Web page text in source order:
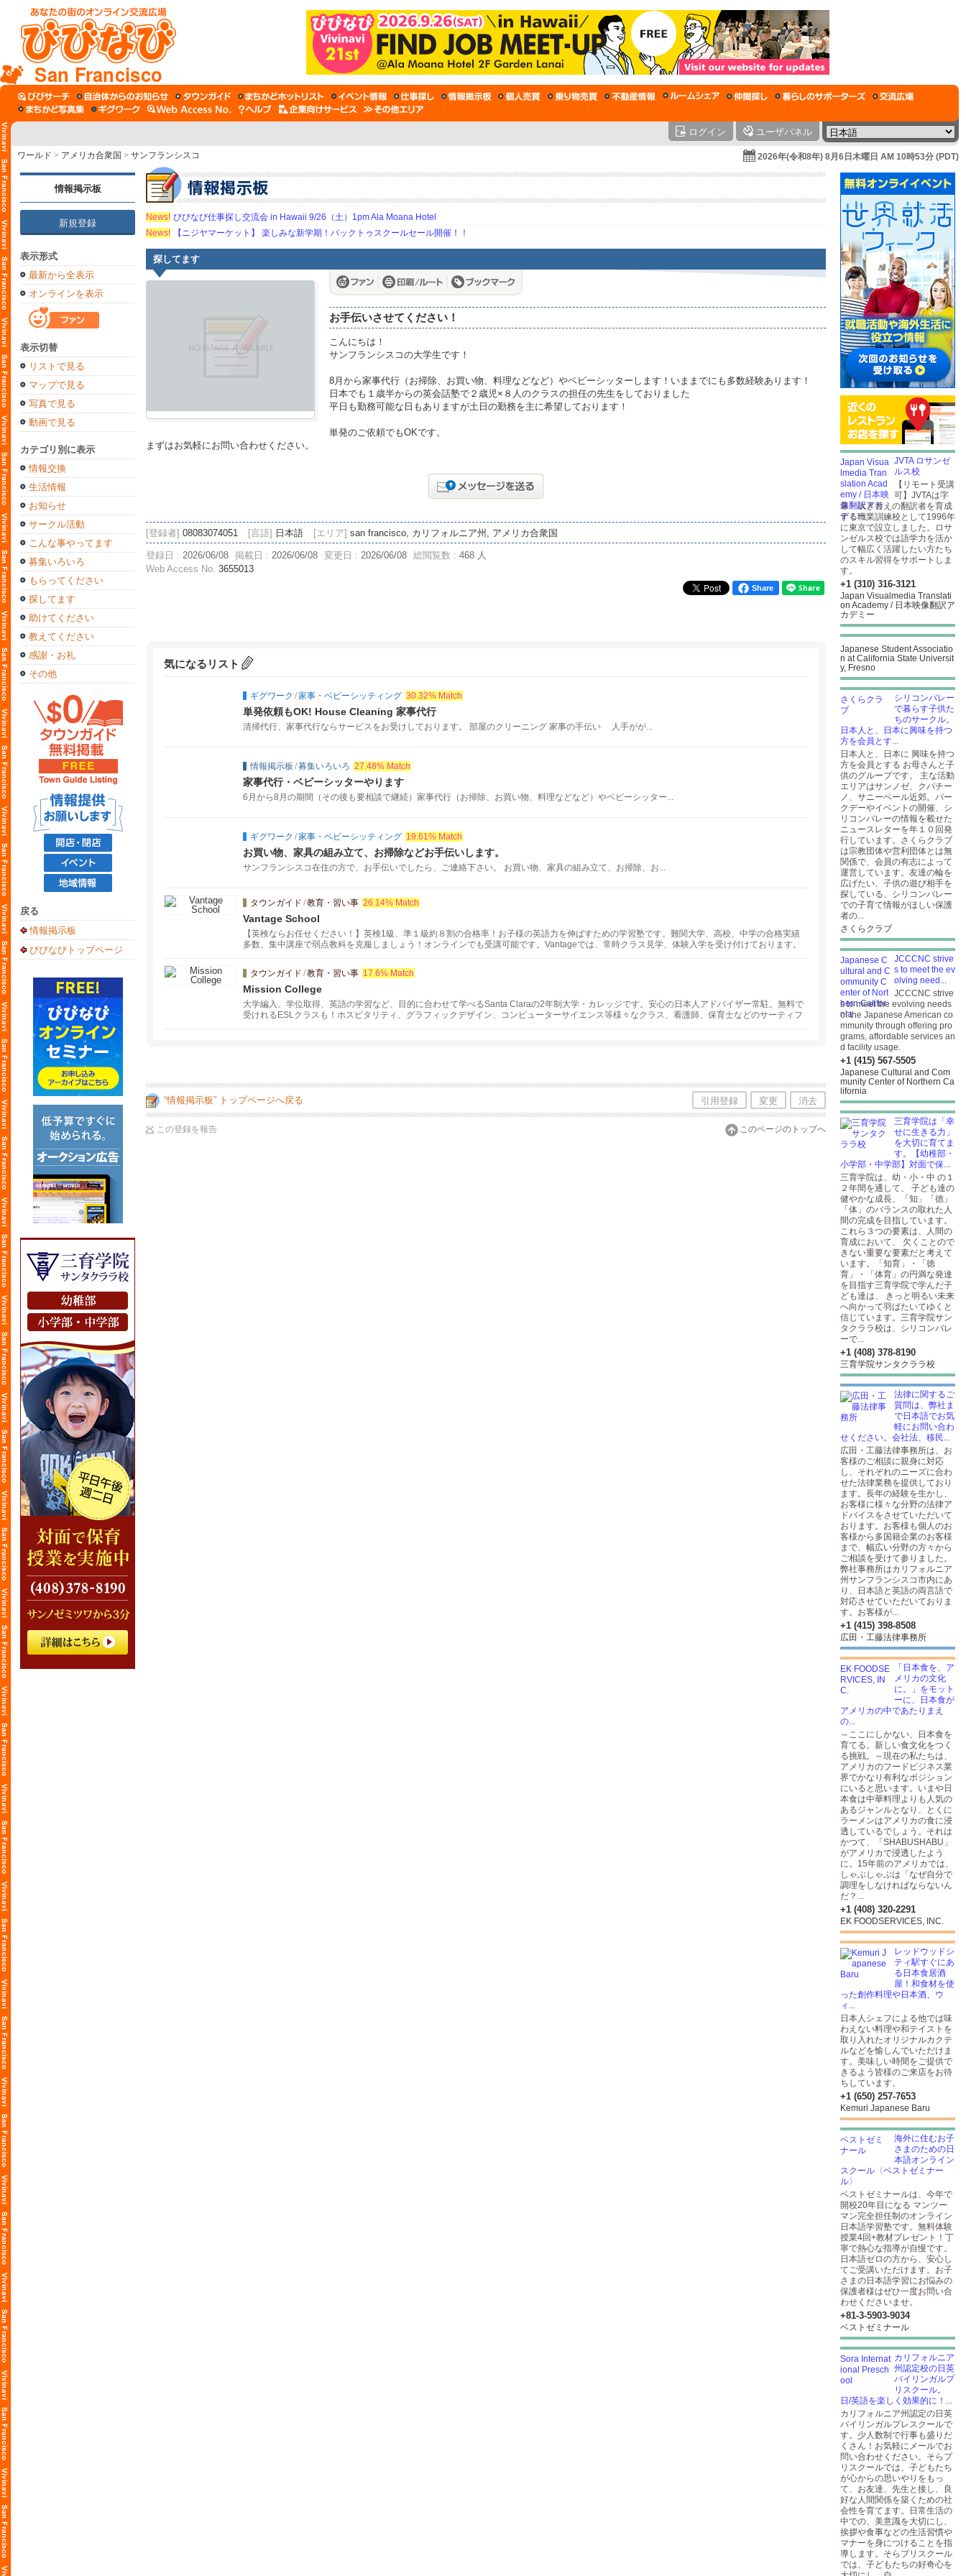
San Francisco
ログイン ユーザパネル
ワールド > アメリカ合衆国 > サンフランシスコ 2026年(令和8年) 8月6日木曜日 AM 10時53分 (PDT)
情報掲示板
新規登録
表示形式
最新から全表示
オンラインを表示
表示切替
リストで見る
マップで見る
写真で見る
動画で見る
カテゴリ別に表示
情報交換
生活情報
お知らせ
サークル活動
こんな事やってます
募集いろいろ
もらってください
探してます
助けてください
教えてください
感謝・お礼
その他
戻る
情報掲示板
びびなびトップページ
News! びびなび仕事探し交流会 in Hawaii 9/26（土）1pm Ala Moana Hotel
News!
【ニジヤマーケット】 楽しみな新学期！バックトゥスクールセール開催！！
探してます
お手伝いさせてください！
こんにちは！
サンフランシスコの大学生です！
8月から家事代行（お掃除、お買い物、料理などなど）やベビーシッターします！いままでにも多数経験あります！
日本でも１歳半からの英会話塾で２歳児×８人のクラスの担任の先生をしておりました
平日も勤務可能な日もありますが土日の勤務を主に希望しております！
単発のご依頼でもOKです。
まずはお気軽にお問い合わせください。
[登録者] 08083074051 [言語] 日本語 [エリア] san francisco, カリフォルニア州, アメリカ合衆国
登録日 : 2026/06/08 掲載日 : 2026/06/08 変更日 : 2026/06/08 総閲覧数 : 468 人
Web Access No. 3655013
Share
気になるリスト
ギグワーク /家事・ベビーシッティング 30.32% Match
単発依頼もOK! House Cleaning 家事代行
清掃代行、家事代行ならサービスをお受けしております。 部屋のクリーニング 家事の手伝い 人手がが...
情報掲示板 /募集いろいろ 27.48% Match
家事代行・ベビーシッターやります
6月から8月の期間（その後も要相談で継続）家事代行（お掃除、お買い物、料理などなど）やベビーシッター...
ギグワーク /家事・ベビーシッティング 19.61% Match
お買い物、家具の組み立て、お掃除などお手伝いします。
サンフランシスコ在住の方で、お手伝いでしたら、ご連絡下さい。 お買い物、家具の組み立て、お掃除、お...
タウンガイド /教育・習い事 26.14% Match
Vantage School
【英検ならお任せください！】英検1級、準１級約８割の合格率！お子様の英語力を伸ばすための学習塾です。難関大学、高校、中学の合格実績
多数、集中講座で弱点教科を克服しましょう！オンラインでも受講可能です。Vantageでは、常時クラス見学、体験入学を受け付けております。
タウンガイド /教育・習い事 17.6% Match
Mission College
大学編入、学位取得、英語の学習など、目的に合わせて学べるSanta Claraの2年制大学・カレッジです。安心の日本人アドバイザー常駐。無料で
受けれるESLクラスも！ホスピタリティ、グラフィックデザイン、コンピューターサイエンス等様々なクラス、看護師、保育士などのサーティフ
“情報掲示板” トップページへ戻る 引用登録 変更 消去
この登録を報告 このページのトップへ
JVTA ロサンゼ
ルス校
【リモート受講
可】JVTAは字
幕・吹き替えの翻訳者を育成
する職業訓練校として1996年
に東京で設立しました。ロサ
ンゼルス校では語学力を活か
して幅広く活躍したい方たち
のスキル習得をサポートしま
す。
+1 (310) 316-3121
Japan Visualmedia Translati
on Academy / 日本映像翻訳ア
カデミー
Japanese Student Associatio
n at California State Universit
y, Fresno
シリコンバレー
で暮らす子供た
ちのサークル。
日本人と、日本に興味を持つ
方を会員とす...
日本人と、日本に 興味を持つ
方を会員とする お母さんと子
供のグループです。 主な活動
エリアはサンノゼ、クパチー
ノ、サニーベール近郊。パー
クデーやイベントの開催、シ
リコンバレーの情報を載せた
ニュースレターを年１０回発
行しています。さくらクラブ
は宗教団体や営利団体とは無
関係で、会員の有志によって
運営しています。友達の輪を
広げたい、子供の遊び相手を
探している、シリコンバレー
での子育て情報がほしい保護
者の...
さくらクラブ
JCCCNC strive
s to meet the ev
olving need...
JCCCNC strive
s to meet the evolving needs
of the Japanese American co
mmunity through offering pro
grams, affordable services an
d facility usage.
+1 (415) 567-5505
Japanese Cultural and Com
munity Center of Northern Ca
lifornia
三育学院は「幸
せに生きる力」
を大切に育てま
す。【幼稚部・
小学部・中学部】対面で保...
三育学院は、幼・小・中 の１
２年間を通して、 子ども達の
健やかな成長、「知」「徳」
「体」のバランスの取れた人
間の完成を目指しています。
これら３つの要素は、人間の
育成において、 欠くことので
きない重要な要素だと考えて
います。「知育」・「徳
育」・「体育」の円満な発達
を目指す三育学院で学んだ子
ども達は、 きっと明るい未来
へ向かって羽ばたいてゆくと
信じています。三育学院サン
タクララ校は、シリコンバレ
ーで...
+1 (408) 378-8190
三育学院サンタクララ校
法律に関するご
質問は、弊社ま
で日本語でお気
軽にお問い合わ
せください。会社法、移民...
広田・工藤法律事務所は、お
客様のご相談に親身に対応
し、それぞれのニーズに合わ
せた法律業務を提供しており
ます。長年の経験を生かし、
お客様に様々な分野の法律ア
ドバイスをさせていただいて
おります。お客様も個人のお
客様から多国籍企業のお客様
まで、幅広い分野の方々から
ご相談を受けて参りました。
弊社事務所はカリフォルニア
州サンフランシスコ市内にあ
り、日本語と英語の両言語で
対応させていただいておりま
す。お客様が...
+1 (415) 398-8508
広田・工藤法律事務所
「日本食を、ア
メリカの文化
に。」をモット
ーに、日本食が
アメリカの中であたりまえ
の...
～ここにしかない、日本食を
育てる。新しい食文化をつく
る挑戦。～現在の私たちは、
アメリカのフードビジネス業
界でかなり有利なポジション
にいると思います。いまや日
本食は中華料理よりも人気の
あるジャンルとなり、とくに
ラーメンはアメリカの食に浸
透しているでしょう。それは
かつて、「SHABUSHABU」
がアメリカで浸透したよう
に。15年前のアメリカでは、
しゃぶしゃぶは「なぜ自分で
調理をしなければならないん
だ？...
+1 (408) 320-2291
EK FOODSERVICES, INC.
レッドウッドシ
ティ駅すぐにあ
る日本食居酒
屋！和食材を使
った創作料理や日本酒、ウ
ィ...
日本人シェフによる他では味
わえない料理や和テイストを
取り入れたオリジナルカクテ
ルなどを愉しんでいただけま
す。美味しい時間をご提供で
きるよう皆様のご来店をお待
ちしています。
+1 (650) 257-7653
Kemuri Japanese Baru
海外に住むお子
さまのための日
本語オンライン
スクール〈ベストゼミナー
ル〉
ベストゼミナールは、今年で
開校20年目になる マンツー
マン完全担任制のオンライン
日本語学習塾です。無料体験
授業4回+教材プレゼント！丁
寧で熱心な指導が自慢です。
日本語ゼロの方から、安心し
てご受講いただけます。お子
さまの日本語学習にお悩みの
保護者様はぜひ一度お問い合
わせくださいませ。
+81-3-5903​-9034
ベストゼミナール
カリフォルニア
州認定校の日英
バイリンガルプ
リスクール。
日/英語を楽しく効果的に！...
カリフォルニア州認定の日英
バイリンガルプレスクールで
す。少人数制で行事も盛りだ
くさん！お気軽にメールでお
問い合わせください。そらプ
リスクールでは、子どもたち
が心からの思いやりをもっ
て、お友達、先生と接し、良
好な人間関係を築くための社
会性を育てます。日常生活の
中での、美意識を大切にし、
挨拶や食事などの生活習慣や
マナーを身につけることを指
導します。そらプリスクール
では、子どもたちの好奇心を